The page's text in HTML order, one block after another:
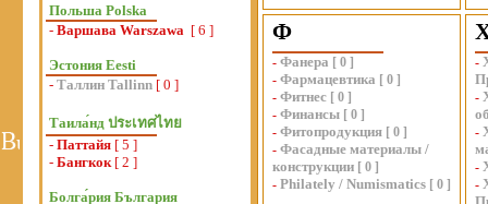
Польша Polska
- Варшава Warszawa [ 6 ]
Эстония Eesti
- Таллин Tallinn [ 0 ]
Таила́нд ประเทศไทย
- Паттайя [ 5 ]
- Бангкок[ 2 ]
Болга́рия България
Ф
- Фанера [ 0 ]
- Фармацевтика [ 0 ]
- Фитнес [ 0 ]
- Финансы [ 0 ]
- Фитопродукция [ 0 ]
- Фасадные материалы /
конструкции [ 0 ]
- Philately / Numismatics [ 0 ]
-
-
-
-
-